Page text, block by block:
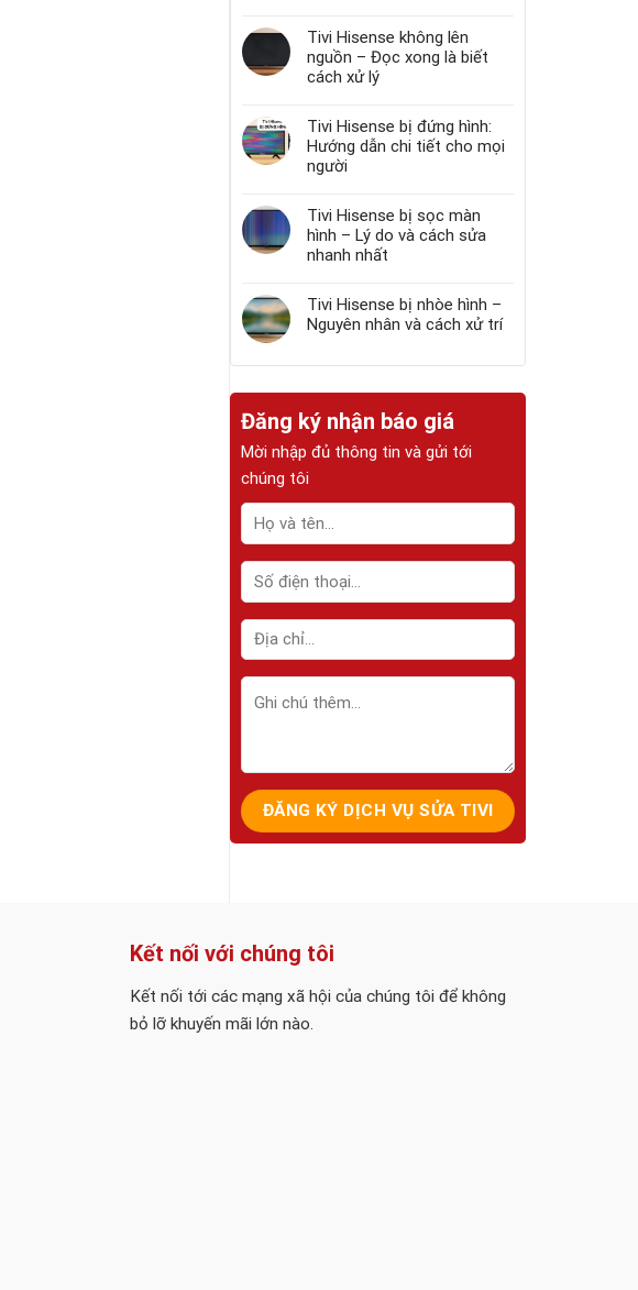
Tivi Hisense không lên
nguồn – Đọc xong là biết
cách xử lý
Tivi Hisense bị đứng hình:
Hướng dẫn chi tiết cho mọi
người
Tivi Hisense bị sọc màn
hình – Lý do và cách sửa
nhanh nhất
Tivi Hisense bị nhòe hình –
Nguyên nhân và cách xử trí
Đăng ký nhận báo giá
Mời nhập đủ thông tin và gửi tới
chúng tôi
Kết nối với chúng tôi
Kết nối tới các mạng xã hội của chúng tôi để không
bỏ lỡ khuyến mãi lớn nào.